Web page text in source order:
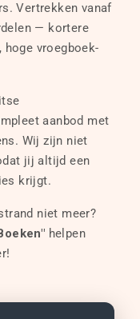
Vertrekken vanaf
— kortere
hoge vroegboek-
aanbod met
Wij zijn niet
jij altijd een
krijgt.
niet meer?
helpen